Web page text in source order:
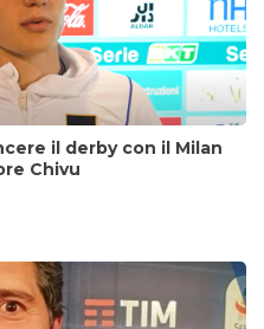
il derby con il Milan
Chivu